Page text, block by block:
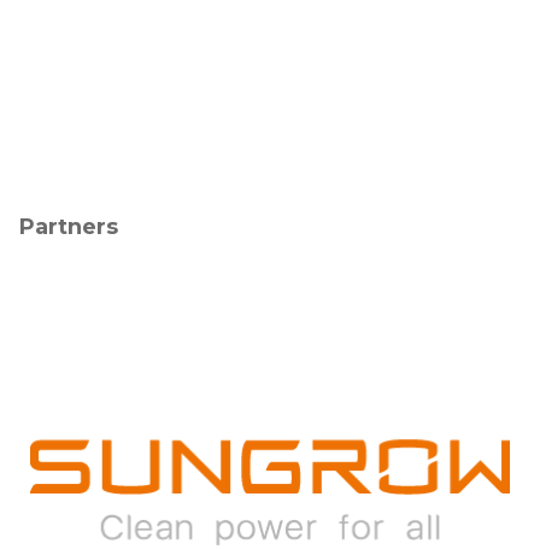
Partners